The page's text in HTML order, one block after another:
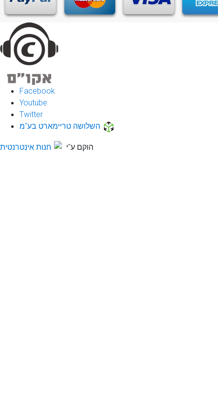
Facebook
Youtube
Twitter
השלושה טריימארט בע"מ
הוקם ע"י חנות אינטרנטית